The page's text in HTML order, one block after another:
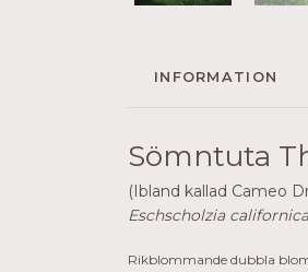
INFORMATION
Sömntuta
(Ibland kallad Cameo
Eschscholzia californica
Rikblommande dubbla